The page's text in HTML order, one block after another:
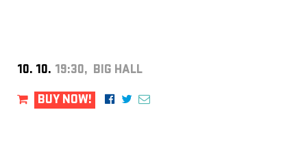
10. 10. 19:30, BIG HALL
BUY NOW!